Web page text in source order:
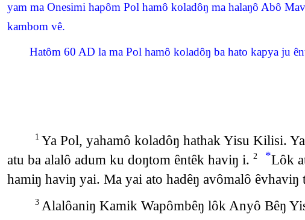
yam ma Onesimi hapôm Pol hamô koladôŋ ma halaŋô Abô
kambom vê.
Hatôm 60 AD la ma Pol hamô koladôŋ ba hato kapya ju
1 Ya Pol, yahamô koladôŋ hathak Yisu Kilisi.
atu ba alalô adum ku doŋtom êntêk haviŋ i. 2 *Lôk
hamiŋ haviŋ yai. Ma yai ato hadêŋ avômalô
3 Alalôaniŋ Kamik Wapômbêŋ lôk Anyô Bêŋ